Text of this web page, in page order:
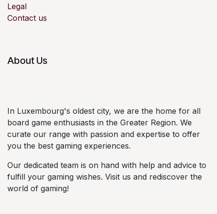
Legal
Contact us
About Us
In Luxembourg's oldest city, we are the home for all
board game enthusiasts in the Greater Region. We
curate our range with passion and expertise to offer
you the best gaming experiences.
Our dedicated team is on hand with help and advice to
fulfill your gaming wishes. Visit us and rediscover the
world of gaming!